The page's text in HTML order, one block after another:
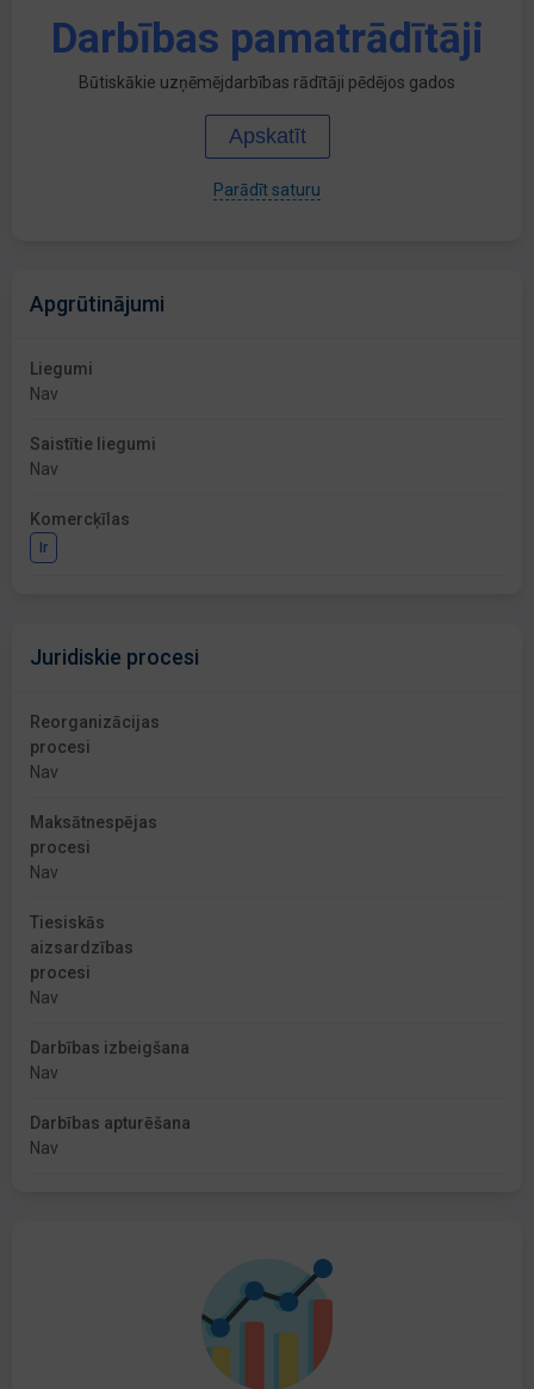
Darbības pamatrādītāji
Būtiskākie uzņēmējdarbības rādītāji pēdējos gados
Apskatīt
Parādīt saturu
Apgrūtinājumi
Liegumi
Nav
Saistītie liegumi
Nav
Komercķīlas
Ir
Juridiskie procesi
Reorganizācijas
procesi
Nav
Maksātnespējas
procesi
Nav
Tiesiskās
aizsardzības
procesi
Nav
Darbības izbeigšana
Nav
Darbības apturēšana
Nav